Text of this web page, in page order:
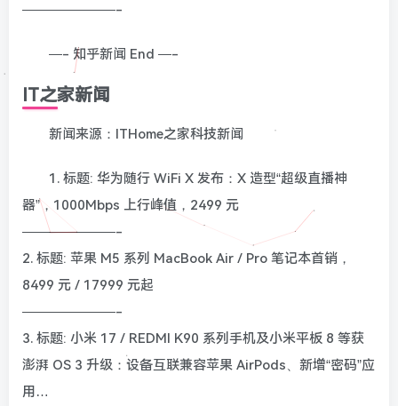
———————-
—- 知乎新闻 End —-
IT之家新闻
新闻来源：ITHome之家科技新闻
1. 标题: 华为随行 WiFi X 发布：X 造型“超级直播神
器”，1000Mbps 上行峰值，2499 元
———————-
2. 标题: 苹果 M5 系列 MacBook Air / Pro 笔记本首销，
8499 元 / 17999 元起
———————-
3. 标题: 小米 17 / REDMI K90 系列手机及小米平板 8 等获
澎湃 OS 3 升级：设备互联兼容苹果 AirPods、新增“密码”应
用…